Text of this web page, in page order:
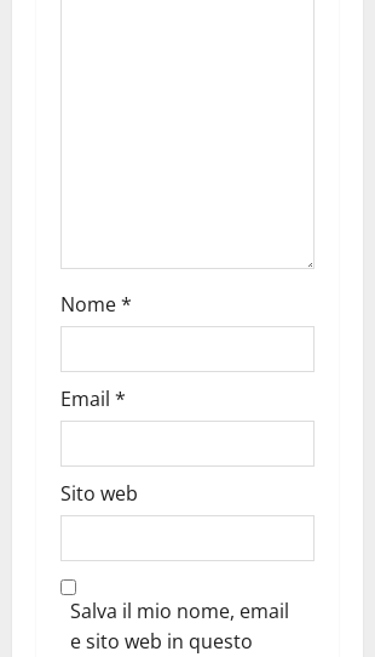
Nome*
Email *
Sito web
Salva il mio nome, email
e sito web in questo